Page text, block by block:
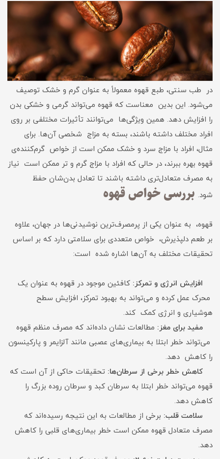
در طب سنتی، طبع قهوه معمولاً به عنوان گرم و خشک توصیف
می‌شود. این بدین معناست که قهوه می‌تواند گرمی و خشکی بدن
را افزایش دهد. همین ویژگی‌ها می‌توانند تأثیرات مختلفی بر روی
افراد مختلف داشته باشند، بسته به مزاج شخصی آن‌ها. برای
مثال، افراد با مزاج سرد و خشک ممکن است از خواص گرم‌کننده‌ی
قهوه بهره ببرند، در حالی که افراد با مزاج گرم و تر ممکن است نیاز
به مصرف متعادل‌تری داشته باشند تا تعادل بدن‌شان حفظ
شود. بررسی خواص قهوه
قهوه، به عنوان یکی از پرمصرف‌ترین نوشیدنی‌ها در جهان، علاوه
بر طعم دلپذیرش، خواص متعددی برای سلامتی دارد که بر اساس
تحقیقات مختلف به آن‌ها اشاره شده است:
افزایش انرژی و تمرکز: کافئین موجود در قهوه به عنوان یک
محرک عمل کرده و می‌تواند به بهبود تمرکز، افزایش سطح
هوشیاری و انرژی کمک کند.
مفید برای مغز: مطالعات نشان داده‌اند که مصرف منظم قهوه
می‌تواند خطر ابتلا به بیماری‌های عصبی مانند آلزایمر و پارکینسون
را کاهش دهد.
کاهش خطر برخی از سرطان‌ها: تحقیقات حاکی از آن است که
قهوه می‌تواند خطر ابتلا به سرطان کبد و سرطان روده بزرگ را
کاهش دهد.
سلامت قلب: برخی از مطالعات به این نتیجه رسیده‌اند که
مصرف متعادل قهوه ممکن است خطر بیماری‌های قلبی را کاهش
دهد.